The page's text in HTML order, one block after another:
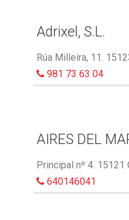
Adrixel, S.L.
Rúa Milleira, 11.
981 73 63 04
AIRES DEL
Principal nº 4. 15121
640146041